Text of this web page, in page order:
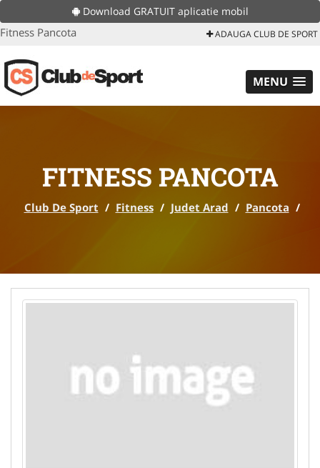
Download GRATUIT aplicatie mobil
Fitness Pancota ADAUGA CLUB DE SPORT
MENU
FITNESS PANCOTA
Club De Sport / Fitness / Judet Arad / Pancota /